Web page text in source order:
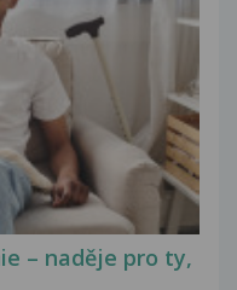
– naděje pro ty,